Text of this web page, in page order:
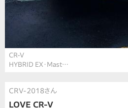
CR-V
HYBRID EX・Mast…
CRV-2018さん
LOVE CR-V